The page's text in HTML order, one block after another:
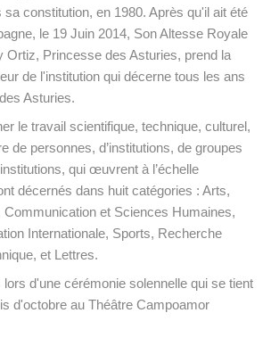
sa constitution, en 1980. Après qu'il ait été
le 19 Juin 2014, Son Altesse Royale
Ortiz, Princesse des Asturies, prend la
de l'institution qui décerne tous les ans
Asturies.
le travail scientifique, technique, culturel,
de personnes, d’institutions, de groupes
qui œuvrent à l’échelle
décernés dans huit catégories : Arts,
et Sciences Humaines,
Internationale, Sports, Recherche
et Lettres.
d'une cérémonie solennelle qui se tient
d'octobre au Théâtre Campoamor